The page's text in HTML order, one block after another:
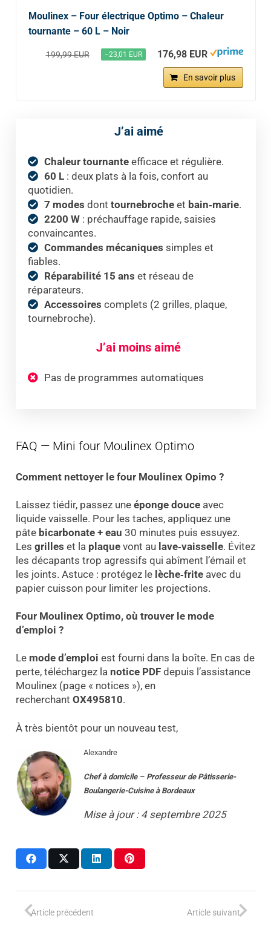
Moulinex – Four électrique Optimo – Chaleur
tournante – 60 L – Noir
199,99 EUR −23,01 EUR 176,98 EUR
En savoir plus
J’ai aimé
Chaleur tournanteefficace et régulière.
60 L: deux plats à la fois, confort au
quotidien.
7 modes dont tournebrocheet bain‑marie.
2200 W: préchauffage rapide, saisies
convaincantes.
Commandes mécaniques simples et
fiables.
Réparabilité 15 ans et réseau de
réparateurs.
Accessoires complets (2 grilles, plaque,
tournebroche).
J’ai moins aimé
Pas de programmes automatiques
FAQ — Mini four Moulinex Optimo
Comment nettoyer le four Moulinex Opimo ?
Laissez tiédir, passez une éponge douceavec
liquide vaisselle. Pour les taches, appliquez une
pâte bicarbonate + eau 30 minutes puis essuyez.
Les grilles et la plaquevont au lave‑vaisselle. Évitez
les décapants trop agressifs qui abîment l’émail et
les joints. Astuce : protégez le lèche‑friteavec du
papier cuisson pour limiter les projections.
FourMoulinex Optimo, où trouver le mode
d’emploi ?
Le mode d’emploi est fourni dans la boîte. En cas de
perte, téléchargez la notice PDFdepuis l’assistance
Moulinex (page « notices »), en
recherchant OX495810.
À très bientôt pour un nouveau test,
Alexandre
Chef à domicile– Professeur de Pâtisserie-
Boulangerie-Cuisine à Bordeaux
Mise à jour : 4 septembre 2025
Article précédent Article suivant